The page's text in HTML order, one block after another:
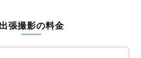
メラマンが全国47都道府県に在籍してい
ウを活かし、思い出に残る素敵な撮影体
出張撮影の料金